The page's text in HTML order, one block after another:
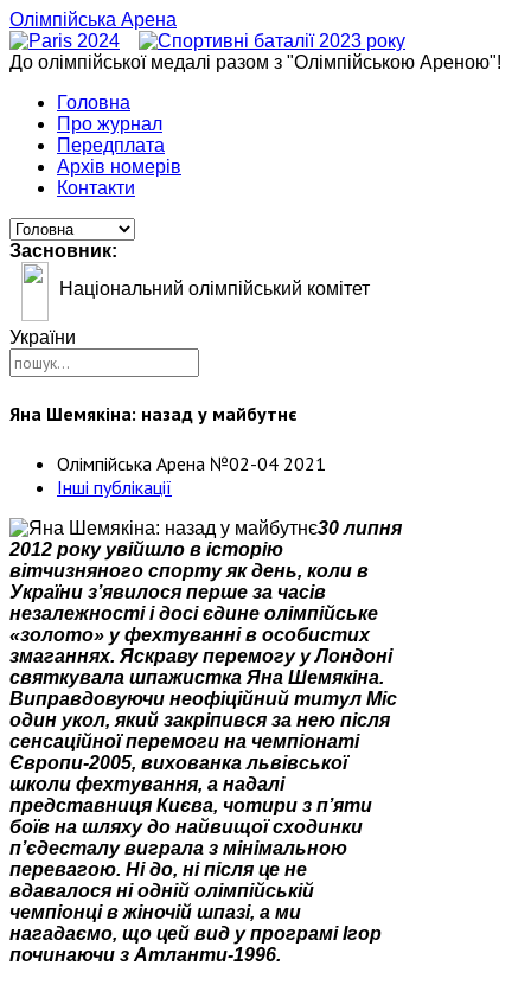
Олімпійська Арена
До олімпійської медалі разом з "Олімпійською Ареною"!
Головна
Про журнал
Передплата
Архів номерів
Контакти
Засновник:
Національний олімпійський комітет
України
Яна Шемякіна: назад у майбутнє
Олімпійська Арена №02-04 2021
Інші публікації
30 липня
2012 року увійшло в історію
вітчизняного спорту як день, коли в
України з’явилося перше за часів
незалежності і досі єдине олімпійське
«золото» у фехтуванні в особистих
змаганнях. Яскраву перемогу у Лондоні
святкувала шпажистка Яна Шемякіна.
Виправдовуючи неофіційний титул Міс
один укол, який закріпився за нею після
сенсаційної перемоги на чемпіонаті
Європи-2005, вихованка львівської
школи фехтування, а надалі
представниця Києва, чотири з п’яти
боїв на шляху до найвищої сходинки
п’єдесталу виграла з мінімальною
перевагою. Ні до, ні після це не
вдавалося ні одній олімпійській
чемпіонці в жіночій шпазі, а ми
нагадаємо, що цей вид у програмі Ігор
починаючи з Атланти-1996.